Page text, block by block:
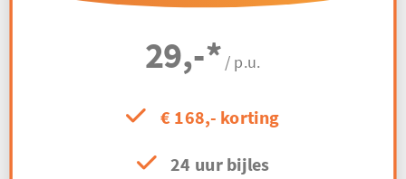
29,-* / p.u.
€ 168,- korting
24 uur bijles